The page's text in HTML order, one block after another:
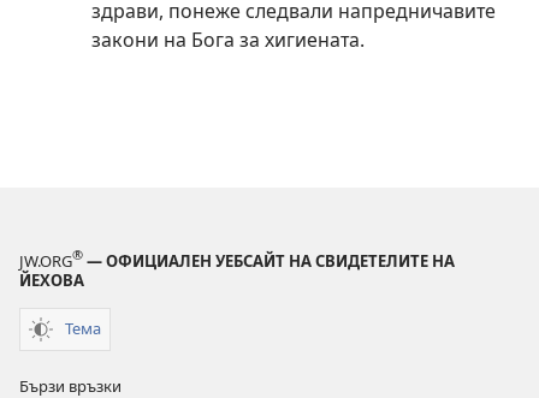
здрави, понеже следвали напредничавите
закони на Бога за хигиената.
JW.ORG® — ОФИЦИАЛЕН УЕБСАЙТ НА СВИДЕТЕЛИТЕ НА
ЙЕХОВА
Тема
Бързи връзки